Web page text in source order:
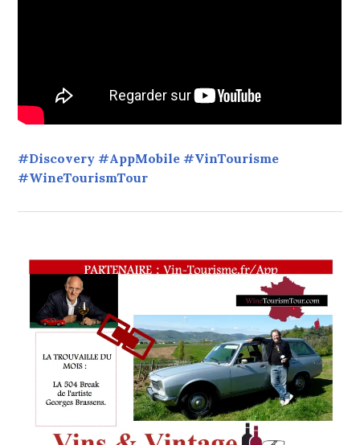
#Discovery #AppMobile #VinTourisme
#WineTourismTour